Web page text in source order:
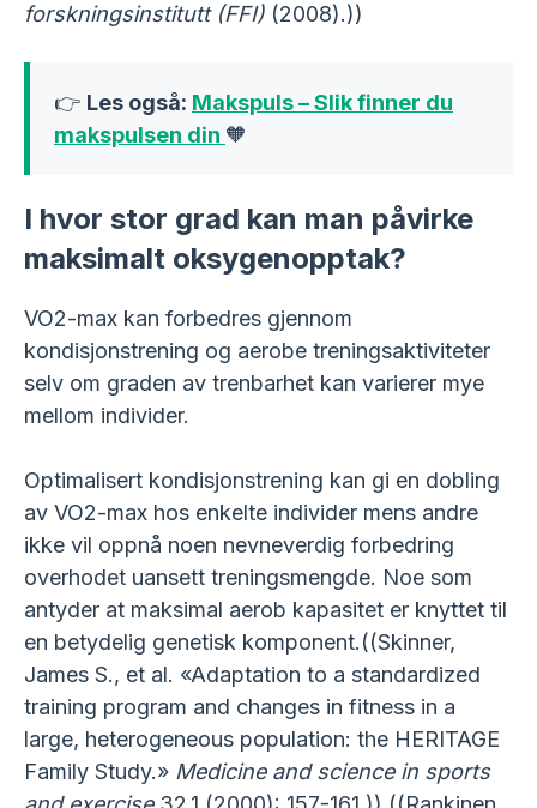
forskningsinstitutt (FFI) (2008).))
👉 Les også: Makspuls – Slik finner du
makspulsen din 🧡
I hvor stor grad kan man påvirke
maksimalt oksygenopptak?
VO2-max kan forbedres gjennom
kondisjonstrening og aerobe treningsaktiviteter
selv om graden av trenbarhet kan varierer mye
mellom individer.
Optimalisert kondisjonstrening kan gi en dobling
av VO2-max hos enkelte individer mens andre
ikke vil oppnå noen nevneverdig forbedring
overhodet uansett treningsmengde. Noe som
antyder at maksimal aerob kapasitet er knyttet til
en betydelig genetisk komponent.((Skinner,
James S., et al. «Adaptation to a standardized
training program and changes in fitness in a
large, heterogeneous population: the HERITAGE
Family Study.» Medicine and science in sports